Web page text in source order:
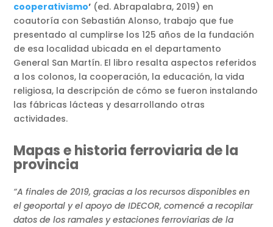
cooperativismo’ (ed. Abrapalabra, 2019) en
coautoría con Sebastián Alonso, trabajo que fue
presentado al cumplirse los 125 años de la fundación
de esa localidad ubicada en el departamento
General San Martín. El libro resalta aspectos referidos
a los colonos, la cooperación, la educación, la vida
religiosa, la descripción de cómo se fueron instalando
las fábricas lácteas y desarrollando otras
actividades.
Mapas e historia ferroviaria de la
provincia
“A finales de 2019, gracias a los recursos disponibles en
el geoportal y el apoyo de IDECOR, comencé a recopilar
datos de los ramales y estaciones ferroviarias de la